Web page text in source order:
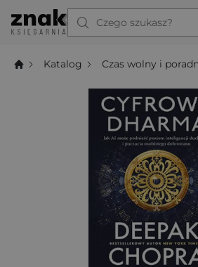
Czego szukasz?
Katalog Czas wolny i